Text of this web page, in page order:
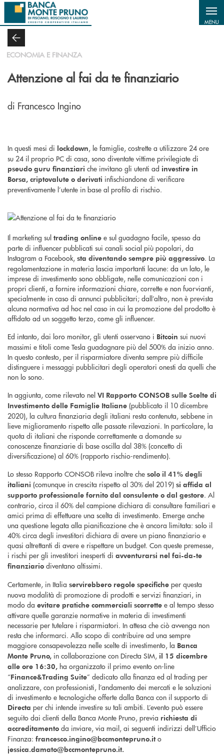
Salta al contenuto principale
MENU
ECONOMIA E FINANZA
Attenzione al fai da te finanziario
di Francesco Ingino
In questi mesi di lockdown, le famiglie, costrette a utilizzare 24 ore
su 24 il proprio PC di casa, sono diventate vittime privilegiate di
pseudo guru finanziari che invitano gli utenti ad investire in
Borsa, criptovalute o derivati infischiandone di verificare
preventivamente l’utente in base al profilo di rischio.
Il marketing sul trading online e sul guadagno facile, spesso da
parte di influencer pubblicati sui canali social più popolari, da
Instagram a Facebook, sta diventando sempre più aggressivo. La
regolamentazione in materia lascia importanti lacune: da un lato, le
imprese di investimento sono obbligate, nelle comunicazioni con i
propri clienti, a fornire informazioni chiare, corrette e non fuorvianti,
specialmente in caso di annunci pubblicitari; dall’altro, non è prevista
alcuna normativa ad hoc nel caso in cui la promozione del prodotto è
affidato ad un soggetto terzo, come gli influencer.
Ed intanto, dai loro monitor, gli utenti osservano i Bitcoin sui nuovi
massimi e titoli come Tesla guadagnare più del 500% da inizio anno.
In questo contesto, per il risparmiatore diventa sempre più difficile
distinguere i messaggi pubblicitari degli operatori onesti da quelli che
non lo sono.
In aggiunta, come rilevato nel VI Rapporto CONSOB sulle Scelte di
Investimento delle Famiglie Italiane (pubblicato il 10 dicembre
2020), la cultura finanziaria degli italiani resta contenuta, sebbene in
lieve miglioramento rispetto alle passate rilevazioni. In particolare, la
quota di italiani che risponde correttamente a domande su
conoscenze finanziarie di base oscilla dal 38% (concetto di
diversificazione) al 60% (rapporto rischio-rendimento).
Lo stesso Rapporto CONSOB rileva inoltre che solo il 41% degli
italiani (comunque in crescita rispetto al 30% del 2019) si affida al
supporto professionale fornito dal consulente o dal gestore. Al
contrario, circa il 60% del campione dichiara di consultare familiari e
amici prima di effettuare una scelta di investimento. Emerge anche
una questione legata alla pianificazione che è ancora limitata: solo il
40% circa degli investitori dichiara di avere un piano finanziario e
quasi altrettanti di avere e rispettare un budget. Con queste premesse,
i rischi per gli investitori inesperti di avventurarsi nel fai-da-te
finanziario diventano altissimi.
Certamente, in Italia servirebbero regole specifiche per questa
nuova modalità di promozione di prodotti e servizi finanziari, in
modo da evitare pratiche commerciali scorrette e al tempo stesso
attivare quelle garanzie normative in materia di investimenti
necessarie per tutelare i risparmiatori. In attesa che ciò avvenga non
resta che informarci. Allo scopo di contribuire ad una sempre
maggiore consapevolezza nelle scelte di investimento, la Banca
Monte Pruno, in collaborazione con Directa SIM, il 15 dicembre
alle ore 16:30, ha organizzato il primo evento on-line
“Finance&Trading Suite” dedicato alla finanza ed al trading per
analizzare, con professionisti, l’andamento dei mercati e le soluzioni
di investimento e tecnologiche offerte dalla Banca con il supporto di
Directa per chi intende investire su tali ambiti. L’evento può essere
seguito dai clienti della Banca Monte Pruno, previa richiesta di
accreditamento da inviare, via mail, ai seguenti indirizzi dell’Ufficio
Finanza: francesco.ingino@bccmontepruno.it o
jessica.damato@bccmontepruno.it.